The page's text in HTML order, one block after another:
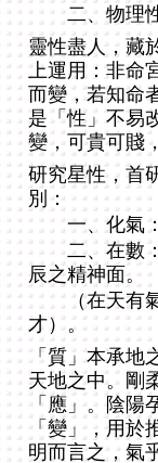
二、物理性
靈性盡人，藏
上運用：非命
而變，若知命
是「性」不易
變，可貴可賤
研究星性，首
別：
一、化氣：
二、在數：
辰之精神面。
（在天有氣
才）。
「質」本承地
天地之中。剛
「應」。陰陽
「變」，用於
明而言之，氣